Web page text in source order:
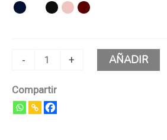
- + AÑADIR
Compartir